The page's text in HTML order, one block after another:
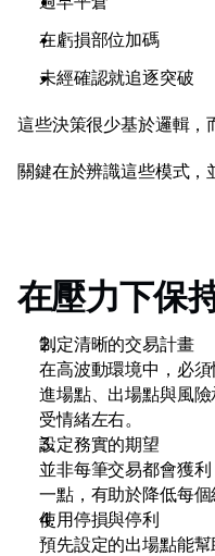
學習
Blog
Investing 101
在虧損部位加碼
未經確認就追逐突破
這些決策很少基於邏輯，
關鍵在於辨識這些模式，
在壓力下保
制定清晰的交易計畫
在高波動環境中，必須
進場點、出場點與風
受情緒左右。
設定務實的期望
並非每筆交易都會獲
一點，有助於降低每個
使用停損與停利
預先設定的出場點能